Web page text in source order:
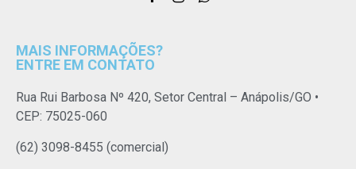
MAIS INFORMAÇÕES?
ENTRE EM CONTATO
Rua Rui Barbosa Nº 420, Setor Central – Anápolis/GO •
CEP: 75025-060
(62) 3098-8455 (comercial)